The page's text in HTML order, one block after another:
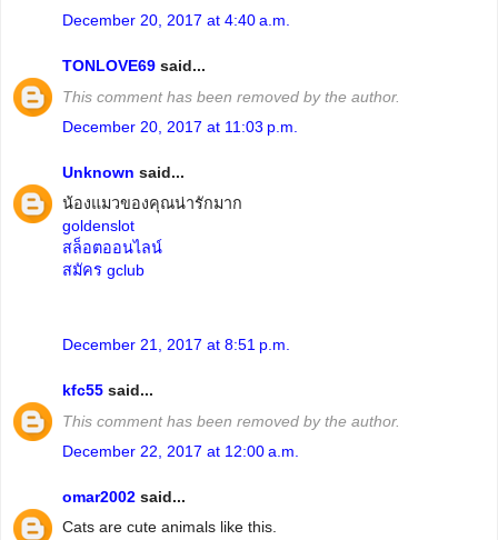
December 20, 2017 at 4:40 a.m.
TONLOVE69 said...
This comment has been removed by the author.
December 20, 2017 at 11:03 p.m.
Unknown said...
น้องแมวของคุณน่ารักมาก
goldenslot
สล็อตออนไลน์
สมัคร gclub
December 21, 2017 at 8:51 p.m.
kfc55 said...
This comment has been removed by the author.
December 22, 2017 at 12:00 a.m.
omar2002 said...
Cats are cute animals like this.